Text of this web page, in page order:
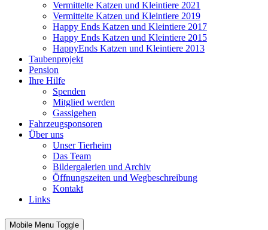
Vermittelte Katzen und Kleintiere 2021
Vermittelte Katzen und Kleintiere 2019
Happy Ends Katzen und Kleintiere 2017
Happy Ends Katzen und Kleintiere 2015
HappyEnds Katzen und Kleintiere 2013
Taubenprojekt
Pension
Ihre Hilfe
Spenden
Mitglied werden
Gassigehen
Fahrzeugsponsoren
Über uns
Unser Tierheim
Das Team
Bildergalerien und Archiv
Öffnungszeiten und Wegbeschreibung
Kontakt
Links
Mobile Menu Toggle